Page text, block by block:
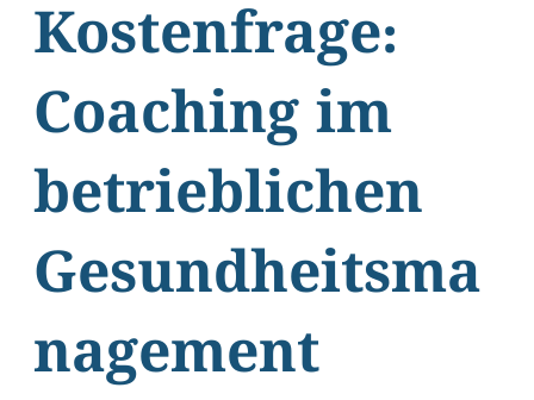
Kostenfrage:
Coaching im
betrieblichen
Gesundheitsma
nagement